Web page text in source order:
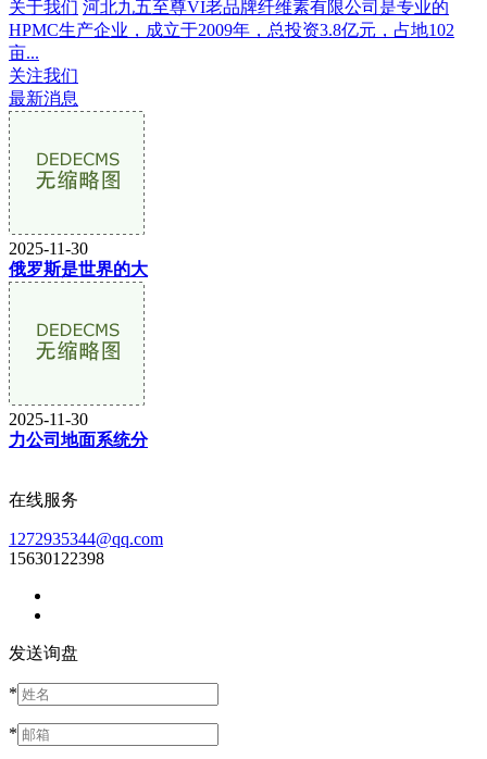
关于我们 河北九五至尊VI老品牌纤维素有限公司是专业的
HPMC生产企业，成立于2009年，总投资3.8亿元，占地102
亩...
关注我们
最新消息
2025-11-30
俄罗斯是世界的大
2025-11-30
力公司地面系统分
在线服务
1272935344@qq.com
15630122398
发送询盘
*
*